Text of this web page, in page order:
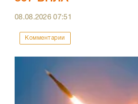
08.08.202607:51
Комментарии